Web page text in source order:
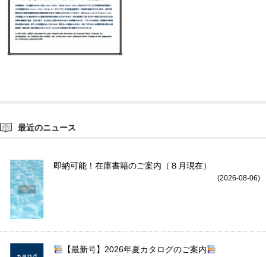
最近のニュース
即納可能！在庫書籍のご案内（８月現在）
(2026-08-06)
【最新号】2026年夏カタログのご案内